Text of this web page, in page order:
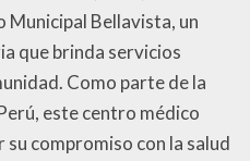
Municipal Bellavista, un
que brinda servicios
Como parte de la
este centro médico
compromiso con la salud